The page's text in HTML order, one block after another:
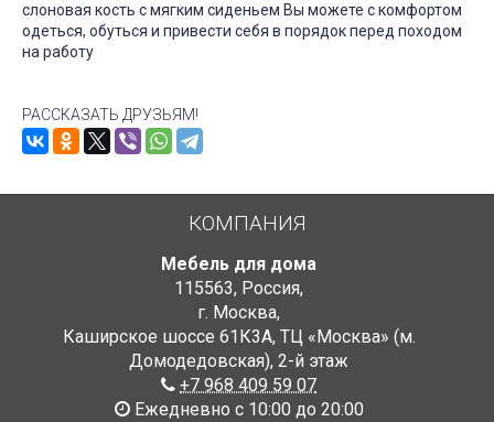
слоновая кость с мягким сиденьем Вы можете с комфортом
одеться, обуться и привести себя в порядок перед походом
на работу
РАССКАЗАТЬ ДРУЗЬЯМ!
КОМПАНИЯ
Мебель для дома
115563, Россия,
г. Москва,
Каширское шоссе 61К3А, ТЦ «Москва» (м.
Домодедовская), 2-й этаж
+7 968 409 59 07
Ежедневно с 10:00 до 20:00